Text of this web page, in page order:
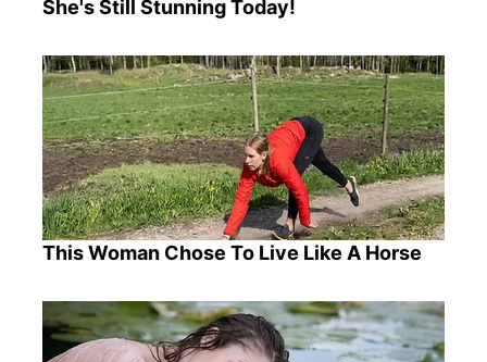
She's Still Stunning Today!
This Woman Chose To Live Like A Horse